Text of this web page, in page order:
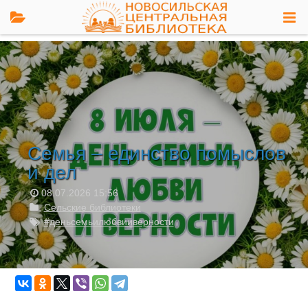
Семья – единство помыслов
и дел
08.07.2026
15:56
Сельские библиотеки
#деньсемьилюбвииверности